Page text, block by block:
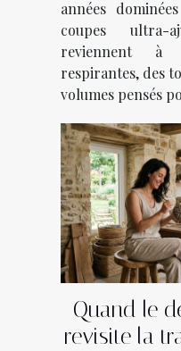
années
coupes ultra-
reviennent à
respirantes, des
volumes pensés
Quand le
revisite la